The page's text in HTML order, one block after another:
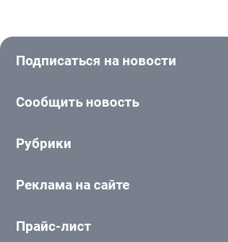
Подписаться на новости
Сообщить новость
Рубрики
Реклама на сайте
Прайс-лист